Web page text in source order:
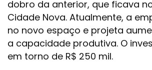
dobro da anterior, que ficava
Cidade Nova. Atualmente, a
no novo espaço e projeta
a capacidade produtiva. O
em torno de R$ 250 mil.